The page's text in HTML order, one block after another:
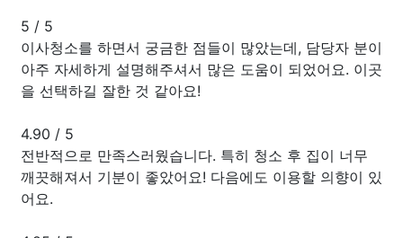
5 / 5
이사청소를 하면서 궁금한 점들이 많았는데, 담당자 분이
아주 자세하게 설명해주셔서 많은 도움이 되었어요. 이곳
을 선택하길 잘한 것 같아요!
4.90 / 5
전반적으로 만족스러웠습니다. 특히 청소 후 집이 너무
깨끗해져서 기분이 좋았어요! 다음에도 이용할 의향이 있
어요.